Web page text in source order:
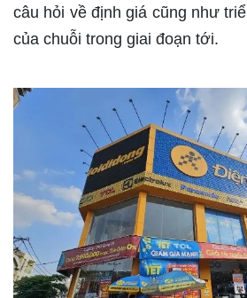
câu hỏi về định giá cũng như
của chuỗi trong giai đoạn tới.